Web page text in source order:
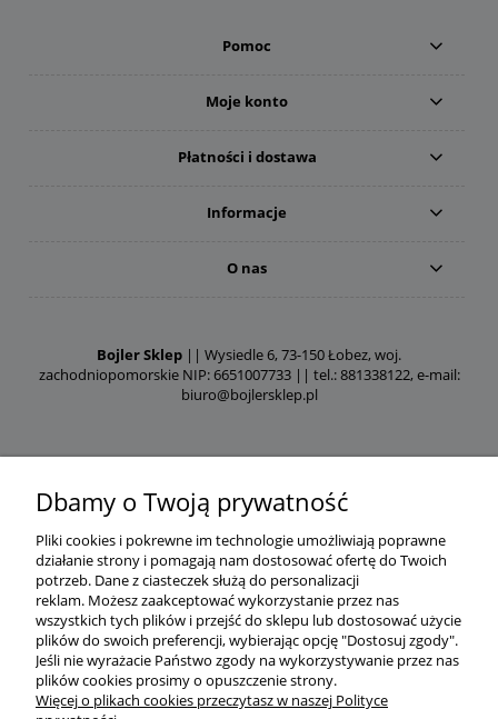
Pomoc
Moje konto
Płatności i dostawa
Informacje
O nas
Bojler Sklep || Wysiedle 6, 73-150 Łobez, woj.
zachodniopomorskie NIP: 6651007733 || tel.: 881338122, e-mail:
biuro@bojlersklep.pl
Dbamy o Twoją prywatność
Pliki cookies i pokrewne im technologie umożliwiają poprawne
działanie strony i pomagają nam dostosować ofertę do Twoich
potrzeb. Dane z ciasteczek służą do personalizacji
reklam. Możesz zaakceptować wykorzystanie przez nas
wszystkich tych plików i przejść do sklepu lub dostosować użycie
plików do swoich preferencji, wybierając opcję "Dostosuj zgody".
Jeśli nie wyrażacie Państwo zgody na wykorzystywanie przez nas
plików cookies prosimy o opuszczenie strony.
Więcej o plikach cookies przeczytasz w naszej Polityce